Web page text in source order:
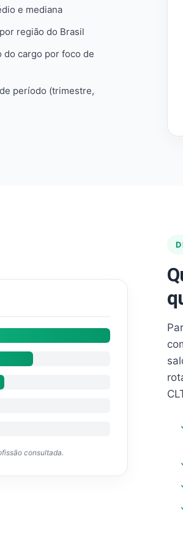
e mediana
região do Brasil
do cargo por foco de
período (trimestre,
consultada.